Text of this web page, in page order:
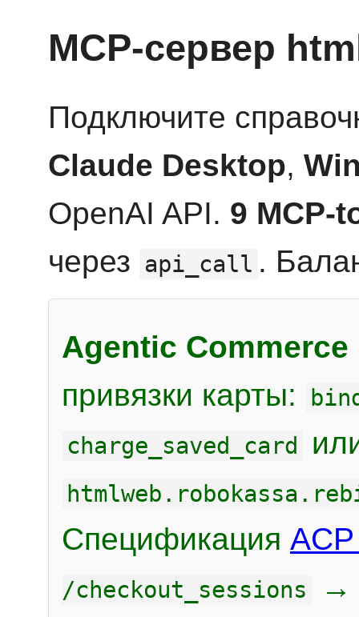
MCP-сервер
Подключите
Claude Desktop,
OpenAI API. 9 MCP-
через api_call .
Agentic Commerce
привязки карты:
charge_saved_card
Спецификация
/checkout_sessions